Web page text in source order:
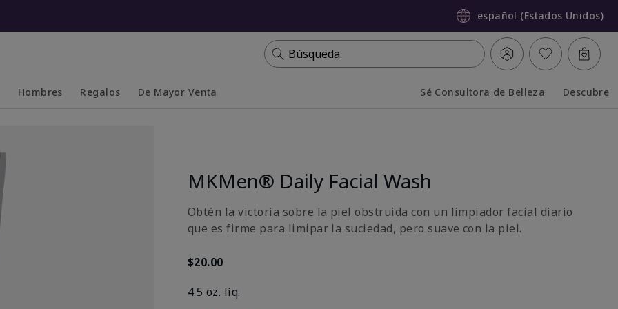
español (Estados Unidos)
Búsqueda
Hombres Regalos De Mayor Venta Sé Consultora de Belleza Descubre
MKMen® Daily Facial Wash
Obtén la victoria sobre la piel obstruida con un limpiador facial diario
que es firme para limipar la suciedad, pero suave con la piel.
$20.00
4.5 oz. líq.